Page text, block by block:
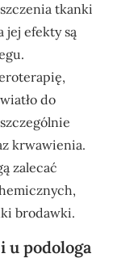
tkanki
jej efekty są
do
krwawienia.
zalecać
brodawki.
u podologa